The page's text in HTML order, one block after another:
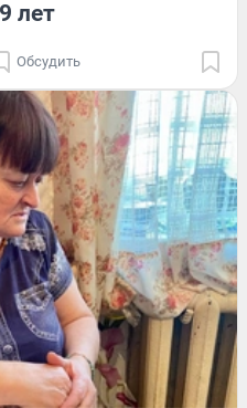
лет
Обсудить